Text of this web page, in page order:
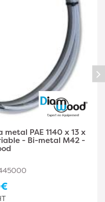
Cinta Metal PAE 1140 x
Paso Variable - Bi-Metal
Ref. DW-443445001